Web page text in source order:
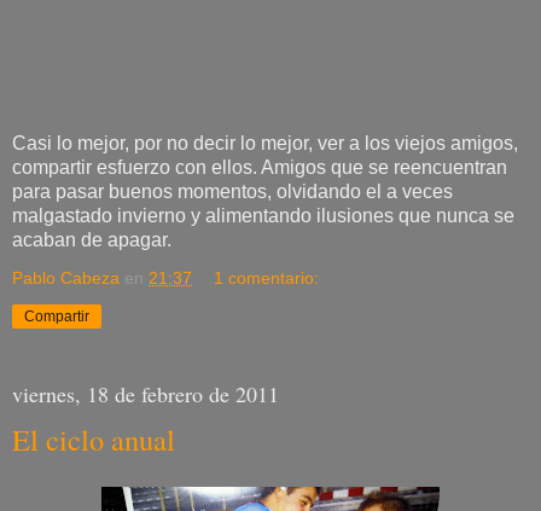
Casi lo mejor, por no decir lo mejor, ver a los viejos amigos,
compartir esfuerzo con ellos. Amigos que se reencuentran
para pasar buenos momentos, olvidando el a veces
malgastado invierno y alimentando ilusiones que nunca se
acaban de apagar.
Pablo Cabeza en 21:37 1 comentario:
Compartir
viernes, 18 de febrero de 2011
El ciclo anual